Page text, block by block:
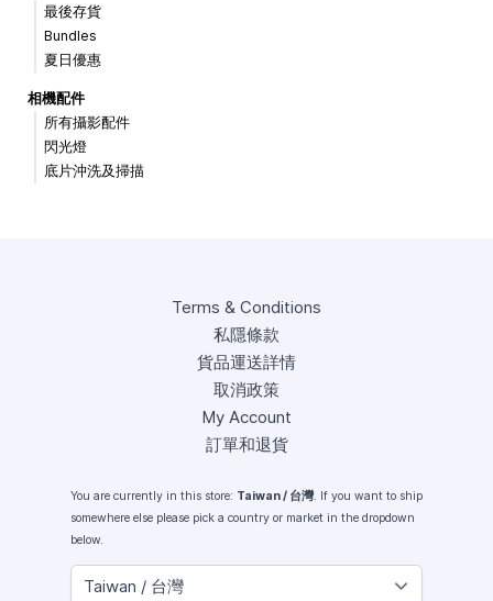
最後存貨
Bundles
夏日優惠
相機配件
所有攝影配件
閃光燈
底片沖洗及掃描
Terms & Conditions
私隱條款
貨品運送詳情
取消政策
My Account
訂單和退貨
You are currently in this store: Taiwan / 台灣. If you want to ship
somewhere else please pick a country or market in the dropdown
below.